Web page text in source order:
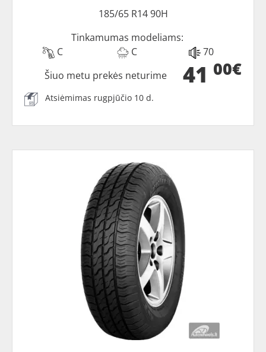
185/65 R14 90H
Tinkamumas modeliams:
C
C 70
41 00€
Šiuo metu prekės neturime
Atsiėmimas rugpjūčio 10 d.